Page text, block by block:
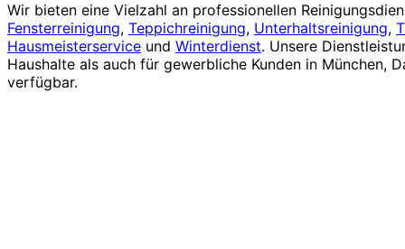
Wir bieten eine Vielzahl an professionellen
Fensterreinigung, Teppichreinigung, Unterhaltsreinigung,
Hausmeisterservice und Winterdienst. Unsere
Haushalte als auch für gewerbliche Kunden in München,
verfügbar.